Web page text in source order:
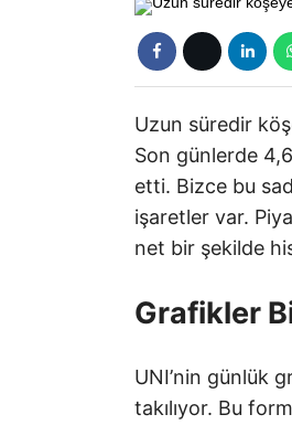
Uzun süredir
Son günlerde
etti. Bizce bu
işaretler var.
net bir şekilde
Grafikler
UNI’nin günlük
takılıyor. Bu